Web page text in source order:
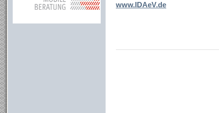
www.IDAeV.de